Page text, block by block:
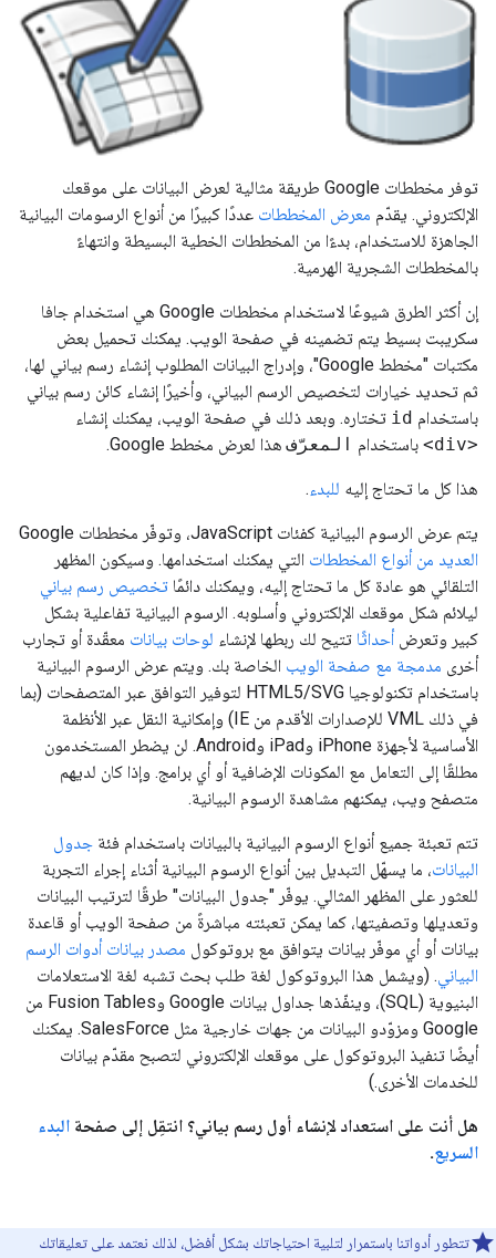
توفر مخططات Google طريقة مثالية لعرض البيانات على موقعك
الإلكتروني. يقدّم معرض المخططات عددًا كبيرًا من أنواع الرسومات البيانية
الجاهزة للاستخدام، بدءًا من المخططات الخطية البسيطة وانتهاءً
بالمخططات الشجرية الهرمية.
إن أكثر الطرق شيوعًا لاستخدام مخططات Google هي استخدام جافا
سكريبت بسيط يتم تضمينه في صفحة الويب. يمكنك تحميل بعض
مكتبات "مخطط Google"، وإدراج البيانات المطلوب إنشاء رسم بياني لها،
ثم تحديد خيارات لتخصيص الرسم البياني، وأخيرًا إنشاء كائن رسم بياني
باستخدام id تختاره. وبعد ذلك في صفحة الويب، يمكنك إنشاء
<div>
باستخدام المعرّفهذا لعرض مخطط Google.
هذا كل ما تحتاج إليه للبدء.
يتم عرض الرسوم البيانية كفئات JavaScript، وتوفّر مخططات Google
العديد من أنواع المخططات التي يمكنك استخدامها. وسيكون المظهر
التلقائي هو عادة كل ما تحتاج إليه، ويمكنك دائمًا تخصيص رسم بياني
ليلائم شكل موقعك الإلكتروني وأسلوبه. الرسوم البيانية تفاعلية بشكل
كبير وتعرضأحداثًا تتيح لك ربطها لإنشاء لوحات بيانات معقّدة أو تجارب
أخرى مدمجة مع صفحة الويب الخاصة بك. ويتم عرض الرسوم البيانية
باستخدام تكنولوجيا HTML5/SVG لتوفير التوافق عبر المتصفحات (بما
في ذلك VML للإصدارات الأقدم من IE) وإمكانية النقل عبر الأنظمة
الأساسية لأجهزة iPhone وiPad وAndroid. لن يضطر المستخدمون
مطلقًا إلى التعامل مع المكونات الإضافية أو أي برامج. وإذا كان لديهم
متصفح ويب، يمكنهم مشاهدة الرسوم البيانية.
تتم تعبئة جميع أنواع الرسوم البيانية بالبيانات باستخدام فئة جدول
البيانات، ما يسهّل التبديل بين أنواع الرسوم البيانية أثناء إجراء التجربة
للعثور على المظهر المثالي. يوفّر "جدول البيانات" طرقًا لترتيب البيانات
وتعديلها وتصفيتها، كما يمكن تعبئته مباشرةً من صفحة الويب أو قاعدة
بيانات أو أي موفّر بيانات يتوافق مع بروتوكول مصدر بيانات أدوات الرسم
البياني . (ويشمل هذا البروتوكول لغة طلب بحث تشبه لغة الاستعلامات
البنيوية (SQL)، وينفّذها جداول بيانات Google وFusion Tables من
Google ومزوّدو البيانات من جهات خارجية مثل SalesForce. يمكنك
أيضًا تنفيذ البروتوكول على موقعك الإلكتروني لتصبح مقدّم بيانات
للخدمات الأخرى.)
هل أنت على استعداد لإنشاء أول رسم بياني؟ انتقِل إلى صفحة البدء
السريع.
تتطور أدواتنا باستمرار لتلبية احتياجاتك بشكل أفضل، لذلك نعتمد على تعليقاتك